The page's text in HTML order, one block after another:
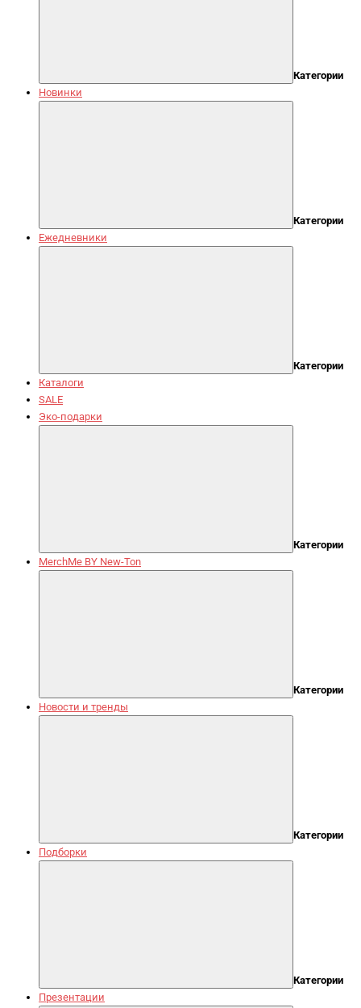
Категории
Новинки
Категории
Ежедневники
Категории
Каталоги
SALE
Эко-подарки
Категории
MerchMe BY New-Ton
Категории
Новости и тренды
Категории
Подборки
Категории
Презентации